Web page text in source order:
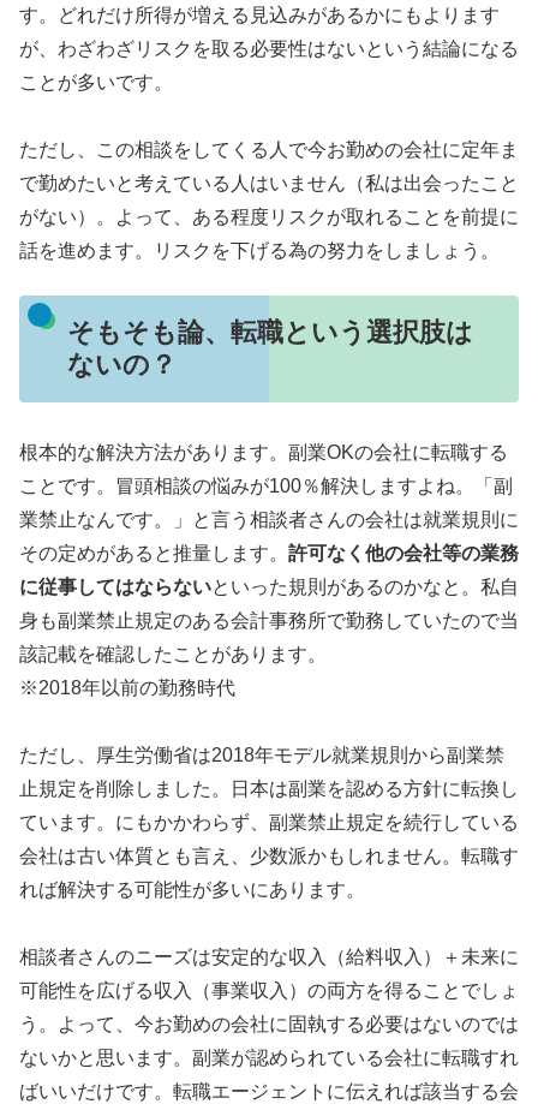
す。どれだけ所得が増える見込みがあるかにもよります
が、わざわざリスクを取る必要性はないという結論になる
ことが多いです。
ただし、この相談をしてくる人で今お勤めの会社に定年ま
で勤めたいと考えている人はいません（私は出会ったこと
がない）。よって、ある程度リスクが取れることを前提に
話を進めます。リスクを下げる為の努力をしましょう。
そもそも論、転職という選択肢は
ないの？
根本的な解決方法があります。副業OKの会社に転職する
ことです。冒頭相談の悩みが100％解決しますよね。「副
業禁止なんです。」と言う相談者さんの会社は就業規則に
その定めがあると推量します。 許可なく他の会社等の業務
に従事してはならないといった規則があるのかなと。私自
身も副業禁止規定のある会計事務所で勤務していたので当
該記載を確認したことがあります。
※2018年以前の勤務時代
ただし、厚生労働省は2018年モデル就業規則から副業禁
止規定を削除しました。日本は副業を認める方針に転換し
ています。にもかかわらず、副業禁止規定を続行している
会社は古い体質とも言え、少数派かもしれません。転職す
れば解決する可能性が多いにあります。
相談者さんのニーズは安定的な収入（給料収入）＋未来に
可能性を広げる収入（事業収入）の両方を得ることでしょ
う。よって、今お勤めの会社に固執する必要はないのでは
ないかと思います。副業が認められている会社に転職すれ
ばいいだけです。転職エージェントに伝えれば該当する会